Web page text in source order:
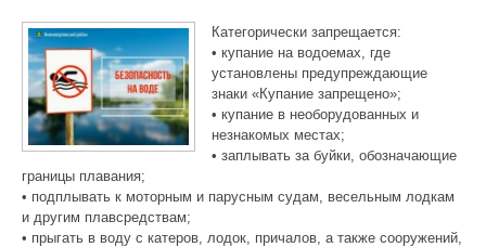
Категорически запрещается:
• купание на водоемах, где
установлены предупреждающие
знаки «Купание запрещено»;
• купание в необорудованных и
незнакомых местах;
• заплывать за буйки, обозначающие
границы плавания;
• подплывать к моторным и парусным судам, весельным лодкам
и другим плавсредствам;
• прыгать в воду с катеров, лодок, причалов, а также сооружений,